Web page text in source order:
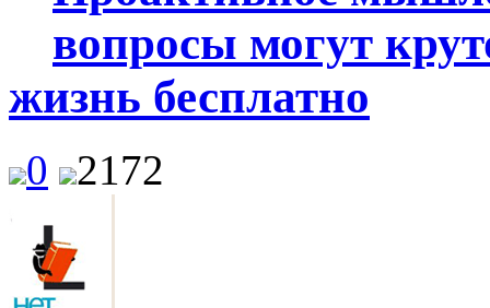
вопросы могут
жизнь бесплатно
0 2172